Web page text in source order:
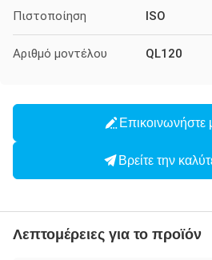
Πιστοποίηση ISO
Αριθμό μοντέλου QL120
Επικοινωνήστε
Βρείτε την
Λεπτομέρειες για το προϊόν